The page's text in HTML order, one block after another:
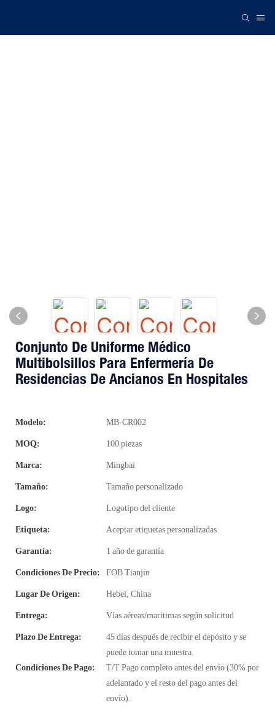
Conjunto De Uniforme Médico
Multibolsillos Para Enfermería De
Residencias De Ancianos En Hospitales
Modelo: MB-CR002
MOQ: 100 piezas
Marca: Mingbai
Tamaño: Tamaño personalizado
Logo: Logotipo del cliente
Etiqueta: Aceptar etiquetas personalizadas
Garantía: 1 año de garantía
Condiciones De Precio: FOB Tianjin
Lugar De Origen: Hebei, China
Entrega: Vías aéreas/marítimas según solicitud
Plazo De Entrega:
45 días después de recibir el depósito y se
puede tomar una muestra.
Condiciones De Pago:
T/T Pago completo antes del envío (30% por
adelantado y el resto del pago antes del
envío).